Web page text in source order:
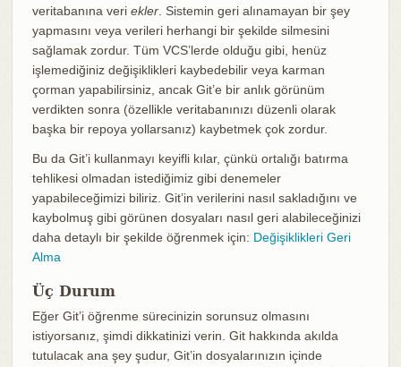
veritabanına veri ekler. Sistemin geri alınamayan bir şey
yapmasını veya verileri herhangi bir şekilde silmesini
sağlamak zordur. Tüm VCS’lerde olduğu gibi, henüz
işlemediğiniz değişiklikleri kaybedebilir veya karman
çorman yapabilirsiniz, ancak Git’e bir anlık görünüm
verdikten sonra (özellikle veritabanınızı düzenli olarak
başka bir repoya yollarsanız) kaybetmek çok zordur.
Bu da Git’i kullanmayı keyifli kılar, çünkü ortalığı batırma
tehlikesi olmadan istediğimiz gibi denemeler
yapabileceğimizi biliriz. Git’in verilerini nasıl sakladığını ve
kaybolmuş gibi görünen dosyaları nasıl geri alabileceğinizi
daha detaylı bir şekilde öğrenmek için: Değişiklikleri Geri
Alma
Üç Durum
Eğer Git’i öğrenme sürecinizin sorunsuz olmasını
istiyorsanız, şimdi dikkatinizi verin. Git hakkında akılda
tutulacak ana şey şudur, Git’in dosyalarınızın içinde